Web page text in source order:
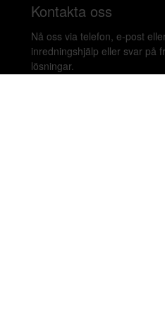
Kontakta oss
Nå oss via telefon, e-post
inredningshjälp eller svar på
lösningar.